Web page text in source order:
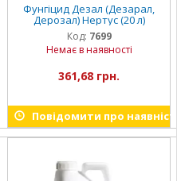
Фунгіцид Дезал (Дезарал,
Дерозал) Нертус (20 л)
Код: 7699
Немає в наявності
361,68 грн.
Повідомити про